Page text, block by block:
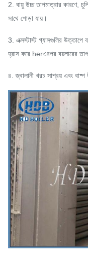
2. বায়ু উচ্চ তাপমাত্রার কারণে,
সাথে পোড়া যায়।
3. এক্সস্টাস্ট গ্যাসগুলির উত্তাপে
হ্রাস করে herএরপর বয়লারের তাপ
৪. জ্বালানী খরচ সাশ্রয় এবং বাষ্প